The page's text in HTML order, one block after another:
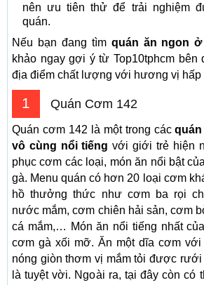
nên ưu tiên thử để trải nghiệm
quán.
Nếu bạn đang tìm quán ăn ngon ở
khảo ngay gợi ý từ Top10tphcm
địa điểm chất lượng với hương vị hấp
1 Quán Cơm 142
Quán cơm 142 là một trong các
vô cùng nổi tiếng với giới trẻ hiện
phục cơm các loại, món ăn nổi bật
gà. Menu quán có hơn 20 loại cơm
hồ thưởng thức như cơm ba rọi
nước mắm, cơm chiên hải sản, cơm
cá mắm,… Món ăn nổi tiếng nhất
cơm gà xối mỡ. Ăn một dĩa cơm với
nóng giòn thơm vị mắm tỏi được
là tuyệt vời. Ngoài ra, tại đây còn có